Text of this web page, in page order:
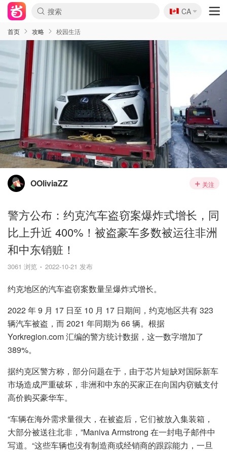
🇨🇦
CA
首页 攻略 校园生活
OOliviaZZ 关注
警方公布：约克汽车盗窃案爆炸式增长，同
比上升近 400%！被盗豪车多数被运往非洲
和中东销赃！
3061 浏览 2022-10-21 发布
约克地区的汽车盗窃案数量呈爆炸式增长。
2022 年 9 月 17 日至 10 月 17 日期间，约克地区共有 323
辆汽车被盗，而 2021 年同期为 66 辆。根据
Yorkregion.com 汇编的警方统计数据，这一数字增加了
389%。
据约克区警方称，部分问题在于，由于芯片短缺对国际新车
市场造成严重破坏，非洲和中东的买家正在向国内窃贼支付
高价购买豪华车。
“车辆在海外需求量很大，在被盗后，它们被放入集装箱，
大部分被送往北非，”Maniva Armstrong 在一封电子邮件中
写道。“这些车辆也没有制造商或经销商的跟踪能力，一旦